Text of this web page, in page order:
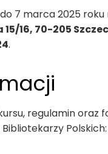
7 marca 2025
16, 70-205
.
regulamin
Polskich: